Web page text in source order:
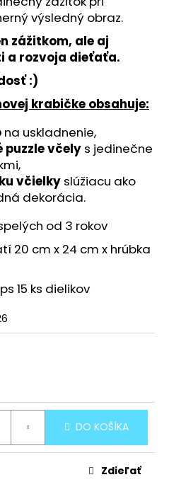
výsledný obraz.
zážitkom, ale aj
a rozvoja dieťaťa.
:)
krabičke obsahuje:
na uskladnenie,
puzzle včely s jedinečne
včielky slúžiacu ako
dekorácia.
od 3 rokov
20 cm x 24 cm x hrúbka
15 ks dielikov
DO KOŠÍKA
Zdieľať